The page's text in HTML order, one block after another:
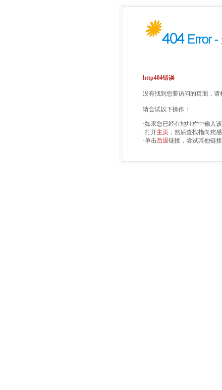
http404错误
没有找到您要访问的页面，
请尝试以下操作：
·如果您已经在地址栏中输入
·打开主页 ，然后查找指向您
·单击后退链接，尝试其他链